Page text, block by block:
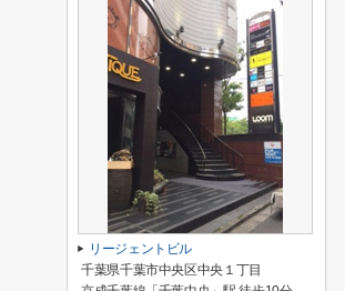
リージェントビル
千葉県千葉市中央区中央１丁目